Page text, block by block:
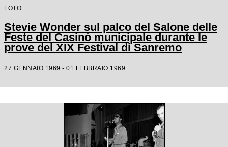
FOTO
Stevie Wonder sul palco del Salone delle
Feste del Casinò municipale durante le
prove del XIX Festival di Sanremo
27 GENNAIO 1969 - 01 FEBBRAIO 1969